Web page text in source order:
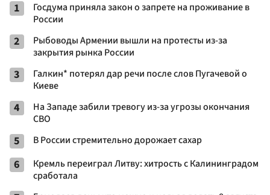
1
Госдума приняла закон о запрете на проживание в
России
2
Рыбоводы Армении вышли на протесты из-за
закрытия рынка России
3
Галкин* потерял дар речи после слов Пугачевой о
Киеве
4
На Западе забили тревогу из-за угрозы окончания
СВО
5 В России стремительно дорожает сахар
6
Кремль переиграл Литву: хитрость с Калининградом
сработала